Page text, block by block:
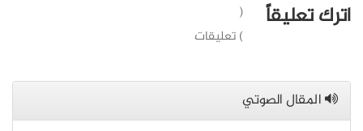
اترك تعليقاً
(
) تعليقات
المقال الصوتي